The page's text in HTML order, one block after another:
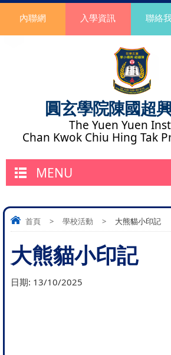
圓玄學院陳國超
The Yuen Yuen
Chan Kwok Chiu Hing Tak
內聯網 入學資訊 聯絡
MENU
首頁 > 學校活動 > 大熊貓小印記
大熊貓小印記
日期: 13/10/2025